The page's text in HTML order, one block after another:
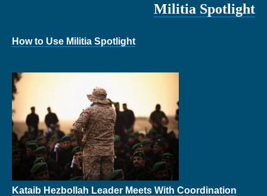
Militia Spotlight
How to Use Militia Spotlight
Kataib Hezbollah Leader Meets With Coordination